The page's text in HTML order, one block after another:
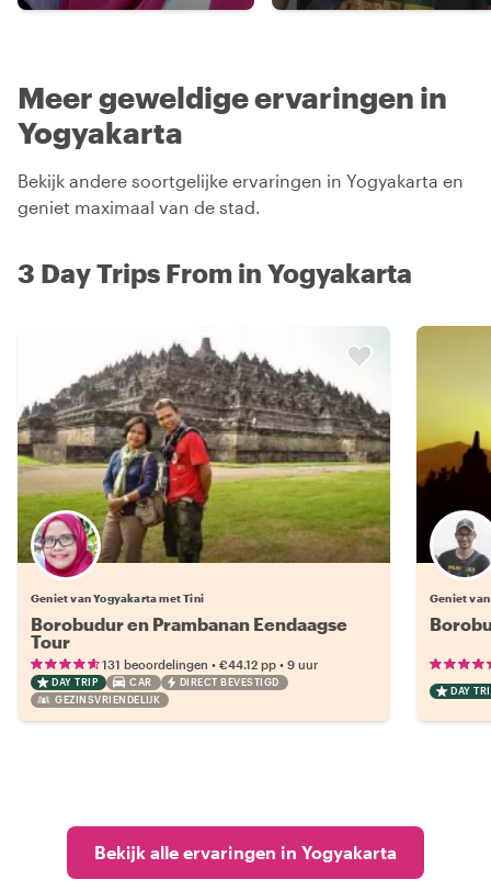
Meer geweldige ervaringen in
Yogyakarta
Bekijk andere soortgelijke ervaringen in Yogyakarta en
geniet maximaal van de stad.
3 Day Trips From in Yogyakarta
Geniet van Yogyakarta met Tini
Borobudur en Prambanan Eendaagse
Tour
131 beoordelingen • €44.12 pp • 9 uur
DAY TRIP CAR
DIRECT BEVESTIGD
GEZINSVRIENDELIJK
Geniet
DAY
Bekijk alle ervaringen in Yogyakarta